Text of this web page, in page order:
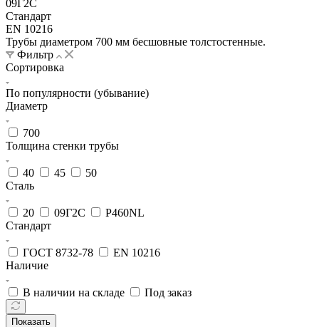
09Г2С
Стандарт
EN 10216
Трубы диаметром 700 мм бесшовные толстостенные.
Фильтр
Сортировка
По популярности (убывание)
Диаметр
700
Толщина стенки трубы
40 45
50
Сталь
20 09Г2С
P460NL
Стандарт
ГОСТ 8732-78
EN 10216
Наличие
В наличии на складе Под заказ
Показать